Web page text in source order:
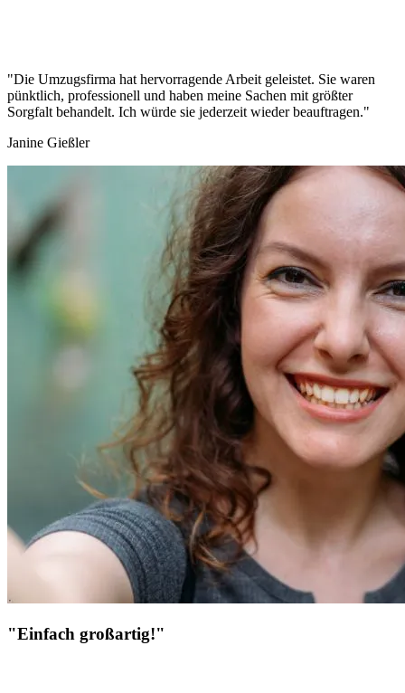
"Die Umzugsfirma hat hervorragende Arbeit geleistet. Sie waren
pünktlich, professionell und haben meine Sachen mit größter
Sorgfalt behandelt. Ich würde sie jederzeit wieder beauftragen."
Janine Gießler
"Einfach großartig!"